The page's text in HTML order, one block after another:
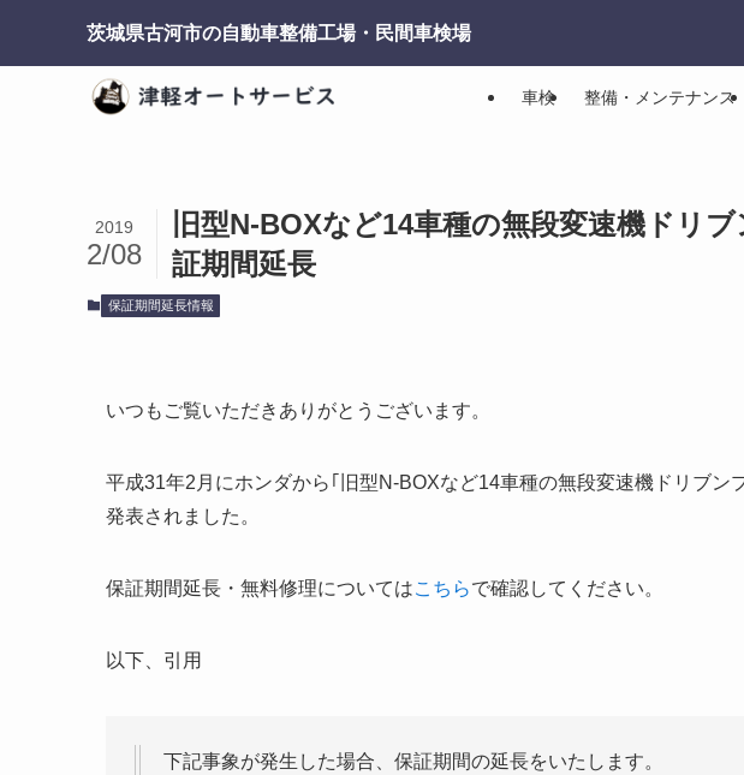
茨城県古河市の自動車整備工場・民間車検場
車検 整備・メンテナンス
旧型N-BOXなど14車種の無段変速機ドリ
証期間延長
2019
2/08
保証期間延長情報
いつもご覧いただきありがとうございます。
平成31年2月にホンダから｢旧型N-BOXなど14車種の無段変速機ドリブン
発表されました。
保証期間延長・無料修理についてはこちらで確認してください。
以下、引用
下記事象が発生した場合、保証期間の延長をいたします。